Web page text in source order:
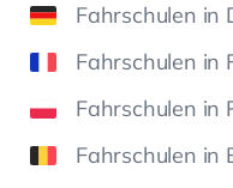
Fahrschulen in
Fahrschulen in
Fahrschulen in
Fahrschulen in